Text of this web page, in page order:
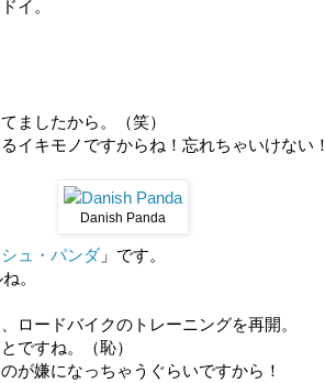
イ。
ましたから。（笑）
イキモノですからね！忘れちゃいけない！
Danish Panda
ュ・パンダ 」です。
。
ロードバイクのトレーニングを再開。
ですね。（恥）
が嫌になっちゃうぐらいですから！